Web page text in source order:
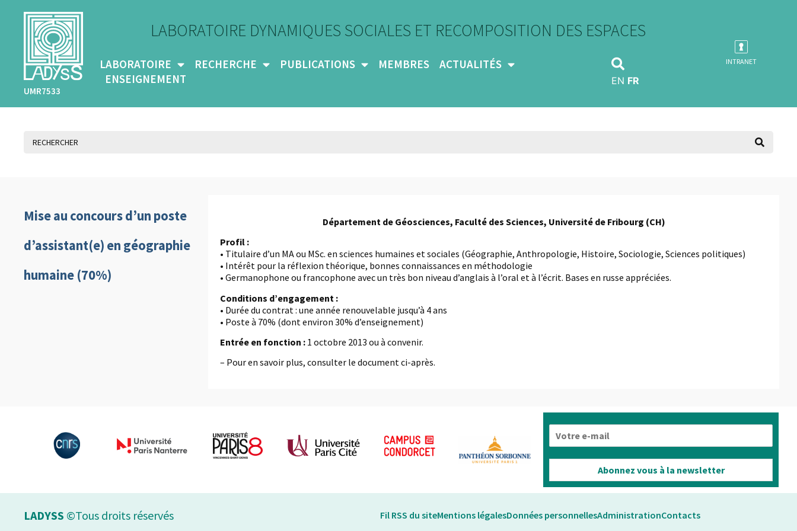
UMR7533
LABORATOIRE DYNAMIQUES SOCIALES ET RECOMPOSITION DES ESPACES
LABORATOIRE RECHERCHE PUBLICATIONS MEMBRES
ACTUALITÉS
ENSEIGNEMENT
EN FR
INTRANET
Mise au concours d’un poste
d’assistant(e) en géographie
humaine (70%)
Département de Géosciences, Faculté des Sciences, Université de Fribourg (CH)
Profil :
• Titulaire d’un MA ou MSc. en sciences humaines et sociales (Géographie, Anthropologie, Histoire, Sociologie, Sciences politiques)
• Intérêt pour la réflexion théorique, bonnes connaissances en méthodologie
• Germanophone ou francophone avec un très bon niveau d’anglais à l’oral et à l’écrit. Bases en russe appréciées.
Conditions d’engagement :
• Durée du contrat : une année renouvelable jusqu’à 4 ans
• Poste à 70% (dont environ 30% d’enseignement)
Entrée en fonction : 1 octobre 2013 ou à convenir.
– Pour en savoir plus, consulter le document ci-après.
l
Abonnez vous à la newsletter
LADYSS ©Tous droits réservés Fil RSS du siteMentions légalesDonnées personnellesAdministrationContacts